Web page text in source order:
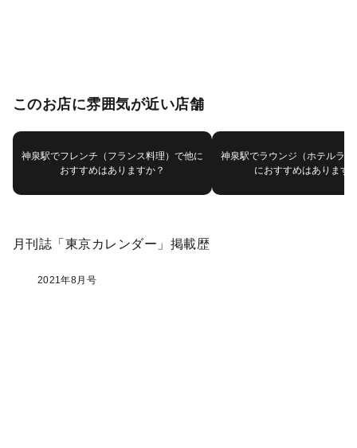
このお店に雰囲気が近い店舗
神泉駅でフレンチ（フランス料理）で他に
おすすめはありますか？
神泉駅でラウンジ（ホテルラ
におすすめはあります
月刊誌「東京カレンダー」掲載歴
2021年8月号